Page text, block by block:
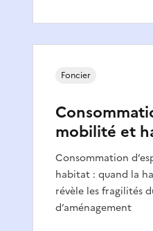
mobilité et
Consommation
habitat : quand la
révèle les fragilités
d’aménagement
Foncier